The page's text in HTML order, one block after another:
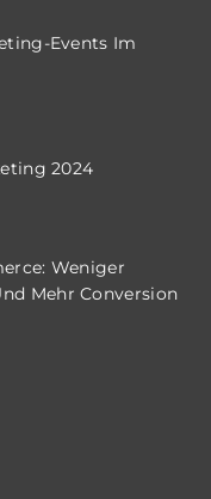
Events Im
2024
Weniger
Mehr Conversion